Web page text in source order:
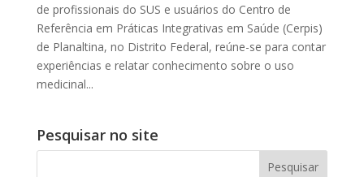
de profissionais do SUS e usuários do Centro de
Referência em Práticas Integrativas em Saúde (Cerpis)
de Planaltina, no Distrito Federal, reúne-se para contar
experiências e relatar conhecimento sobre o uso
medicinal...
Pesquisar no site